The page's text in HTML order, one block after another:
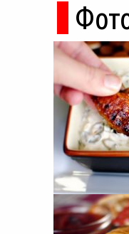
древние руины
горные дороги
не расскажет ни